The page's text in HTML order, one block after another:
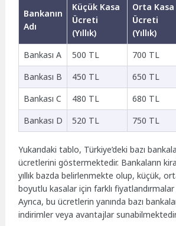
Bankanın
Adı
Küçük Kasa
Ücreti
(Yıllık)
Orta Kasa
Ücreti
(Yıllık)
Bankası A
500 TL 700 TL
Bankası B
450 TL 650 TL
Bankası C
480 TL 680 TL
Bankası D
520 TL 750 TL
Yukarıdaki tablo, Türkiye’deki bazı
ücretlerini göstermektedir. Bankaların
yıllık bazda belirlenmekte olup, küçük,
boyutlu kasalar için farklı
Ayrıca, bu ücretlerin yanında bazı
indirimler veya avantajlar